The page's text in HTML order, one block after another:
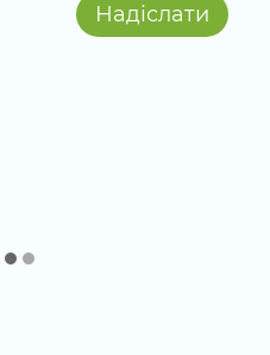
Надіслати